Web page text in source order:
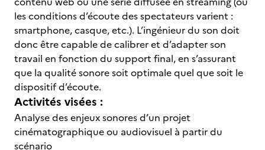
les conditions d’écoute des spectateurs varient :
smartphone, casque, etc.). L’ingénieur du son doit
donc être capable de calibrer et d’adapter son
travail en fonction du support final, en s’assurant
que la qualité sonore soit optimale quel que soit le
dispositif d’écoute.
Activités visées :
Analyse des enjeux sonores d’un projet
cinématographique ou audiovisuel à partir du
scénario